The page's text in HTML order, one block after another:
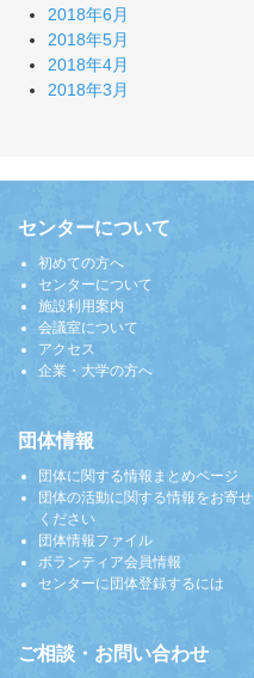
2018年6月
2018年5月
2018年4月
2018年3月
センターについて
初めての方へ
センターについて
施設利用案内
会議室について
アクセス
企業・大学の方へ
団体情報
団体に関する情報まとめページ
団体の活動に関する情報をお寄せ
ください
団体情報ファイル
ボランティア会員情報
センターに団体登録するには
ご相談・お問い合わせ